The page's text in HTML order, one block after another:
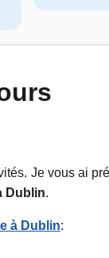
Je vous ai
Dublin.
à Dublin: